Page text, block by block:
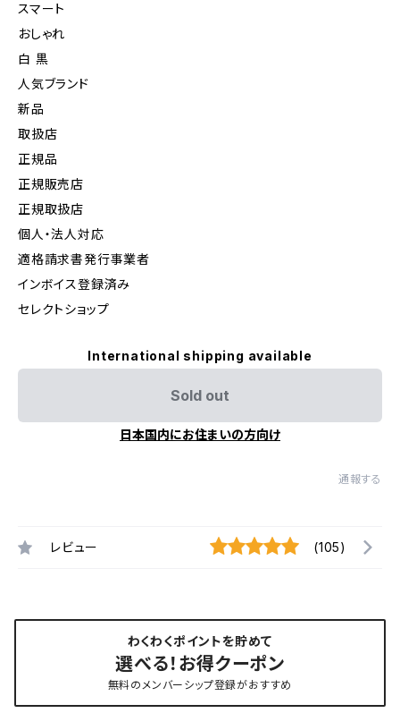
スマート
おしゃれ
白 黒
人気ブランド
新品
取扱店
正規品
正規販売店
正規取扱店
個人・法人対応
適格請求書発行事業者
インボイス登録済み
セレクトショップ
International shipping available
Sold out
日本国内にお住まいの方向け
通報する
レビュー (105)
わくわくポイントを貯めて
選べる！お得クーポン
無料のメンバーシップ登録がおすすめ